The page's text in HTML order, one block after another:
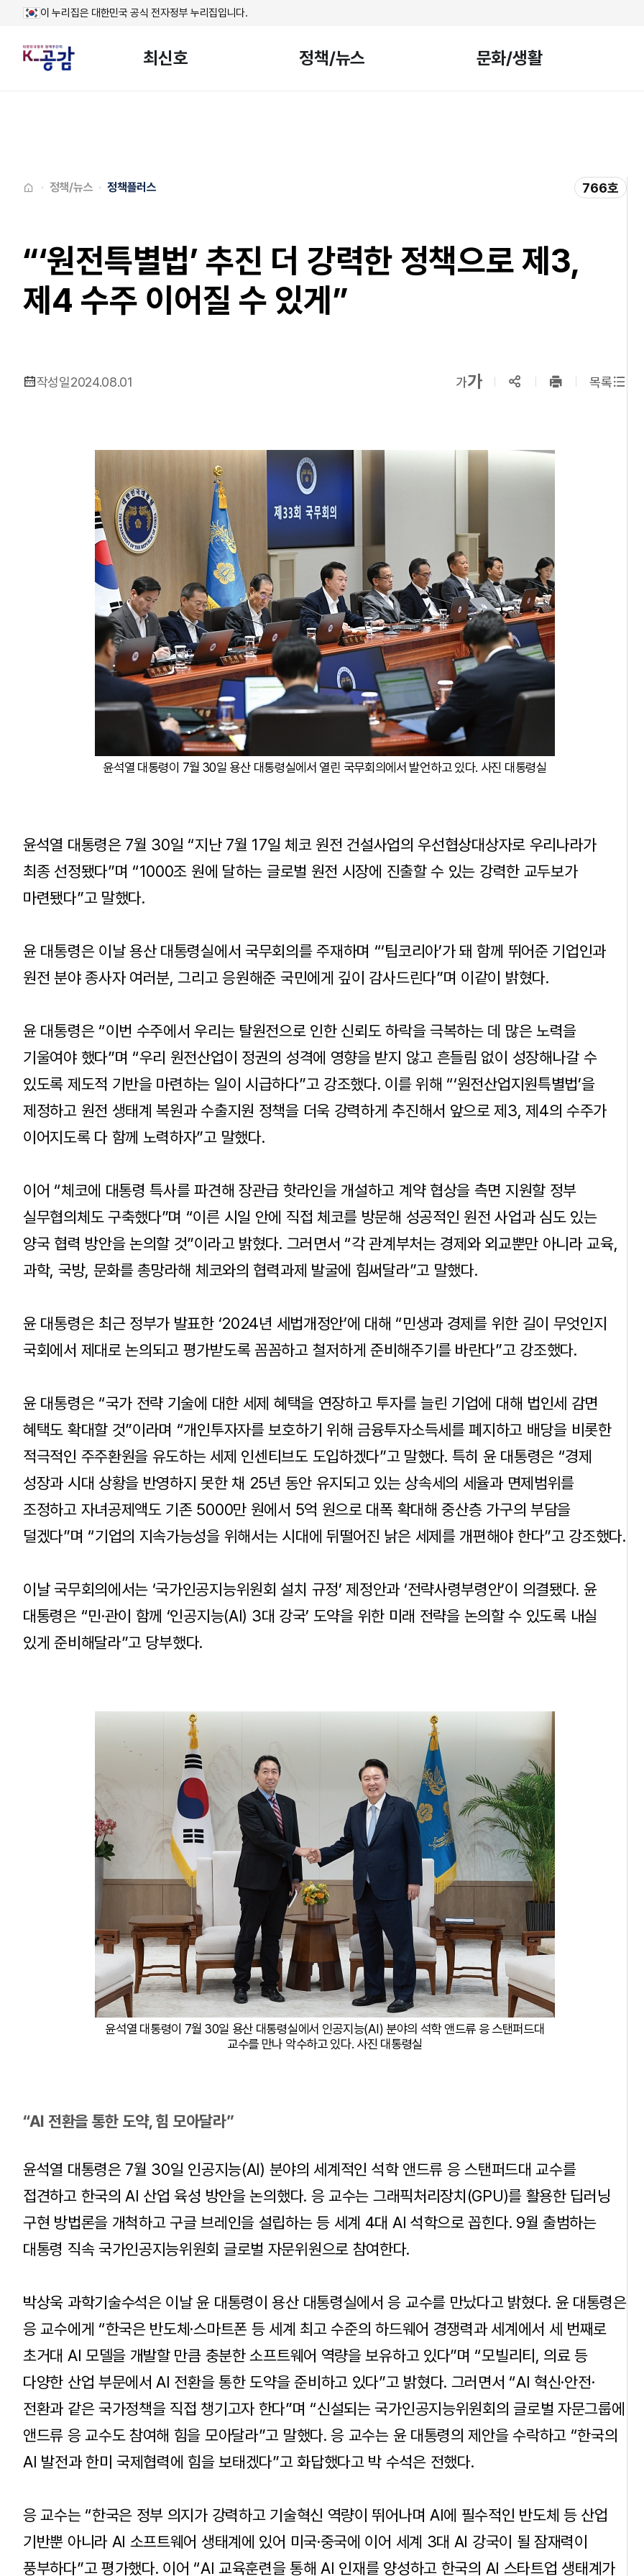
이 누리집은 대한민국 공식 전자정부 누리집입니다.
최신호 정책/뉴스 문화/생활
정책/뉴스 정책플러스 766호
“‘원전특별법’ 추진 더 강력한 정책으로 제3,
제4 수주 이어질 수 있게”
작성일2024.08.01 가축소보기
가확대보기SNS공유
프린트
목록
윤석열 대통령이 7월 30일 용산 대통령실에서 열린 국무회의에서 발언하고 있다. 사진 대통령실
윤석열 대통령은 7월 30일 “지난 7월 17일 체코 원전 건설사업의 우선협상대상자로 우리나라가
최종 선정됐다”며 “1000조 원에 달하는 글로벌 원전 시장에 진출할 수 있는 강력한 교두보가
마련됐다”고 말했다.
윤 대통령은 이날 용산 대통령실에서 국무회의를 주재하며 “‘팀코리아’가 돼 함께 뛰어준 기업인과
원전 분야 종사자 여러분, 그리고 응원해준 국민에게 깊이 감사드린다”며 이같이 밝혔다.
윤 대통령은 “이번 수주에서 우리는 탈원전으로 인한 신뢰도 하락을 극복하는 데 많은 노력을
기울여야 했다”며 “우리 원전산업이 정권의 성격에 영향을 받지 않고 흔들림 없이 성장해나갈 수
있도록 제도적 기반을 마련하는 일이 시급하다”고 강조했다. 이를 위해 “‘원전산업지원특별법’을
제정하고 원전 생태계 복원과 수출지원 정책을 더욱 강력하게 추진해서 앞으로 제3, 제4의 수주가
이어지도록 다 함께 노력하자”고 말했다.
이어 “체코에 대통령 특사를 파견해 장관급 핫라인을 개설하고 계약 협상을 측면 지원할 정부
실무협의체도 구축했다”며 “이른 시일 안에 직접 체코를 방문해 성공적인 원전 사업과 심도 있는
양국 협력 방안을 논의할 것”이라고 밝혔다. 그러면서 “각 관계부처는 경제와 외교뿐만 아니라 교육,
과학, 국방, 문화를 총망라해 체코와의 협력과제 발굴에 힘써달라”고 말했다.
윤 대통령은 최근 정부가 발표한 ‘2024년 세법개정안’에 대해 “민생과 경제를 위한 길이 무엇인지
국회에서 제대로 논의되고 평가받도록 꼼꼼하고 철저하게 준비해주기를 바란다”고 강조했다.
윤 대통령은 “국가 전략 기술에 대한 세제 혜택을 연장하고 투자를 늘린 기업에 대해 법인세 감면
혜택도 확대할 것”이라며 “개인투자자를 보호하기 위해 금융투자소득세를 폐지하고 배당을 비롯한
적극적인 주주환원을 유도하는 세제 인센티브도 도입하겠다”고 말했다. 특히 윤 대통령은 “경제
성장과 시대 상황을 반영하지 못한 채 25년 동안 유지되고 있는 상속세의 세율과 면제범위를
조정하고 자녀공제액도 기존 5000만 원에서 5억 원으로 대폭 확대해 중산층 가구의 부담을
덜겠다”며 “기업의 지속가능성을 위해서는 시대에 뒤떨어진 낡은 세제를 개편해야 한다”고 강조했다.
이날 국무회의에서는 ‘국가인공지능위원회 설치 규정’ 제정안과 ‘전략사령부령안’이 의결됐다. 윤
대통령은 “민·관이 함께 ‘인공지능(AI) 3대 강국’ 도약을 위한 미래 전략을 논의할 수 있도록 내실
있게 준비해달라”고 당부했다.
윤석열 대통령이 7월 30일 용산 대통령실에서 인공지능(AI) 분야의 석학 앤드류 응 스탠퍼드대
교수를 만나 악수하고 있다. 사진 대통령실
“AI 전환을 통한 도약, 힘 모아달라”
윤석열 대통령은 7월 30일 인공지능(AI) 분야의 세계적인 석학 앤드류 응 스탠퍼드대 교수를
접견하고 한국의 AI 산업 육성 방안을 논의했다. 응 교수는 그래픽처리장치(GPU)를 활용한 딥러닝
구현 방법론을 개척하고 구글 브레인을 설립하는 등 세계 4대 AI 석학으로 꼽힌다. 9월 출범하는
대통령 직속 국가인공지능위원회 글로벌 자문위원으로 참여한다.
박상욱 과학기술수석은 이날 윤 대통령이 용산 대통령실에서 응 교수를 만났다고 밝혔다. 윤 대통령은
응 교수에게 “한국은 반도체·스마트폰 등 세계 최고 수준의 하드웨어 경쟁력과 세계에서 세 번째로
초거대 AI 모델을 개발할 만큼 충분한 소프트웨어 역량을 보유하고 있다”며 “모빌리티, 의료 등
다양한 산업 부문에서 AI 전환을 통한 도약을 준비하고 있다”고 밝혔다. 그러면서 “AI 혁신·안전·
전환과 같은 국가정책을 직접 챙기고자 한다”며 “신설되는 국가인공지능위원회의 글로벌 자문그룹에
앤드류 응 교수도 참여해 힘을 모아달라”고 말했다. 응 교수는 윤 대통령의 제안을 수락하고 “한국의
AI 발전과 한미 국제협력에 힘을 보태겠다”고 화답했다고 박 수석은 전했다.
응 교수는 “한국은 정부 의지가 강력하고 기술혁신 역량이 뛰어나며 AI에 필수적인 반도체 등 산업
기반뿐 아니라 AI 소프트웨어 생태계에 있어 미국·중국에 이어 세계 3대 AI 강국이 될 잠재력이
풍부하다”고 평가했다. 이어 “AI 교육훈련을 통해 AI 인재를 양성하고 한국의 AI 스타트업 생태계가